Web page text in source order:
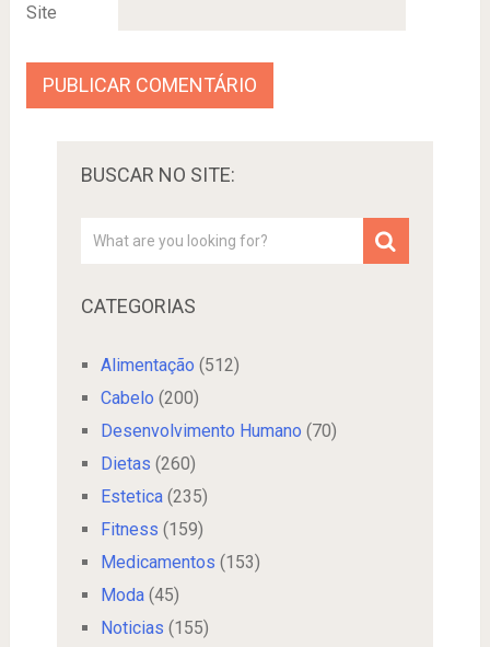
Site
BUSCAR NO SITE:
CATEGORIAS
Alimentação (512)
Cabelo (200)
Desenvolvimento Humano (70)
Dietas (260)
Estetica(235)
Fitness (159)
Medicamentos (153)
Moda(45)
Noticias (155)